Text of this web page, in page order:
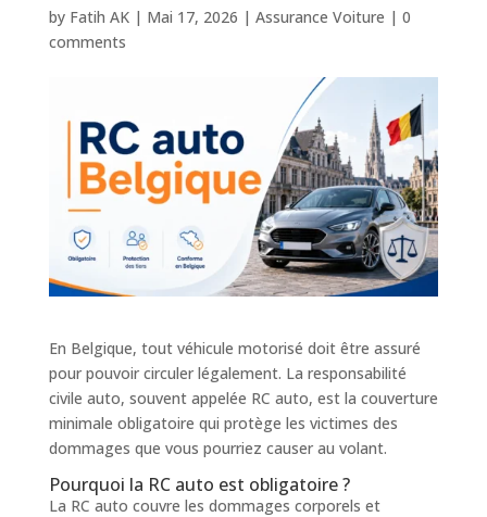
by Fatih AK| Mai 17, 2026 | Assurance Voiture | 0
comments
En Belgique, tout véhicule motorisé doit être assuré
pour pouvoir circuler légalement. La responsabilité
civile auto, souvent appelée RC auto, est la couverture
minimale obligatoire qui protège les victimes des
dommages que vous pourriez causer au volant.
Pourquoi la RC auto est obligatoire ?
La RC auto couvre les dommages corporels et